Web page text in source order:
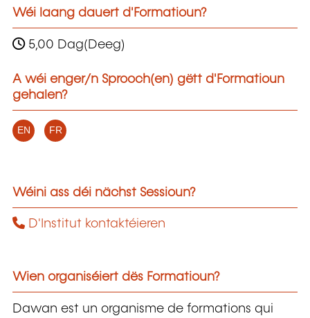
Wéi laang dauert d'Formatioun?
5,00 Dag(Deeg)
A wéi enger/n Sprooch(en) gëtt d'Formatioun
gehalen?
EN FR
Wéini ass déi nächst Sessioun?
D'Institut kontaktéieren
Wien organiséiert dës Formatioun?
Dawan est un organisme de formations qui